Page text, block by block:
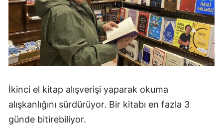
İkinci el kitap alışverişi yaparak okuma
alışkanlığını sürdürüyor. Bir kitabı en fazla 3
günde bitirebiliyor.